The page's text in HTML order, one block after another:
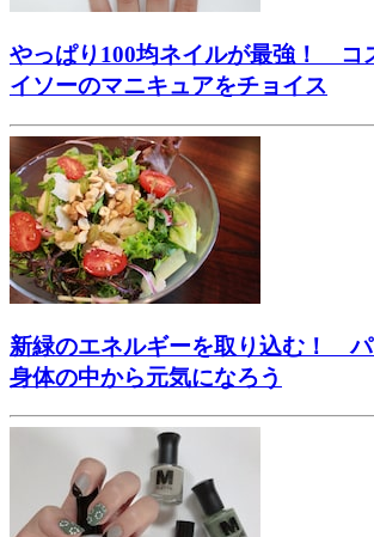
やっぱり100均ネイルが最強！ コ
イソーのマニキュアをチョイス
新緑のエネルギーを取り込む！
身体の中から元気になろう